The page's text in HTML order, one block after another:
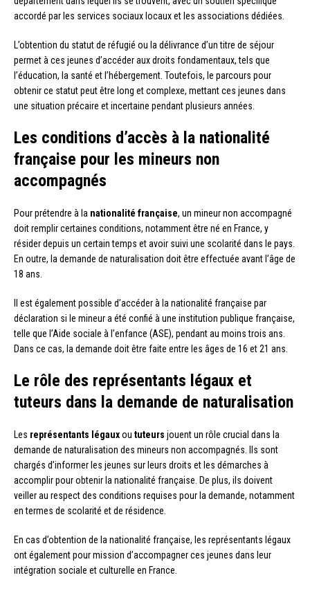
accordé par les services sociaux locaux et les associations dédiées.
L’obtention du statut de réfugié ou la délivrance d’un titre de séjour
permet à ces jeunes d’accéder aux droits fondamentaux, tels que
l’éducation, la santé et l’hébergement. Toutefois, le parcours pour
obtenir ce statut peut être long et complexe, mettant ces jeunes dans
une situation précaire et incertaine pendant plusieurs années.
Les conditions d’accès à la nationalité
française pour les mineurs non
accompagnés
Pour prétendre à la nationalité française, un mineur non accompagné
doit remplir certaines conditions, notamment être né en France, y
résider depuis un certain temps et avoir suivi une scolarité dans le pays.
En outre, la demande de naturalisation doit être effectuée avant l’âge de
18 ans.
Il est également possible d’accéder à la nationalité française par
déclaration si le mineur a été confié à une institution publique française,
telle que l’Aide sociale à l’enfance (ASE), pendant au moins trois ans.
Dans ce cas, la demande doit être faite entre les âges de 16 et 21 ans.
Le rôle des représentants légaux et
tuteurs dans la demande de naturalisation
Les représentants légauxou tuteurs jouent un rôle crucial dans la
demande de naturalisation des mineurs non accompagnés. Ils sont
chargés d’informer les jeunes sur leurs droits et les démarches à
accomplir pour obtenir la nationalité française. De plus, ils doivent
veiller au respect des conditions requises pour la demande, notamment
en termes de scolarité et de résidence.
En cas d’obtention de la nationalité française, les représentants légaux
ont également pour mission d’accompagner ces jeunes dans leur
intégration sociale et culturelle en France.